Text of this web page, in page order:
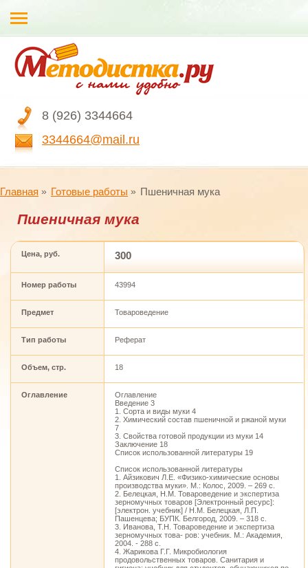
8 (926) 3344664
3344664@mail.ru
Главная Готовые работы Пшеничная мука
Пшеничная мука
Цена, руб. 300
Номер работы 43994
Предмет Товароведение
Тип работы Реферат
Объем, стр. 18
Оглавление
Оглавление
Введение 3
1. Сорта и виды муки 4
2. Химический состав пшеничной и ржаной муки
7
3. Свойства готовой продукции из муки 14
Заключение 18
Список использованной литературы 19
Список использованной литературы
1. Айзикович Л.Е. «Физико-химические основы
производства муки». М.: Колос, 2009. – 269 с.
2. Белецкая, Н.М. Товароведение и экспертиза
зерномучных товаров [Электронный ресурс]:
[электрон. учебник] / Н.М. Белецкая, Л.П.
Пашенцева; БУПК. Белгород, 2009. – 318 с.
3. Иванова, Т.Н. Товароведение и экспертиза
зерномучных това- ров: учебник. М.: Aкадемия,
2004. - 288 с.
4. Жарикова Г.Г. Микробиология
продовольственных товаров. Санитария и